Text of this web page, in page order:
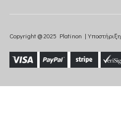
Copyright @ 2025 Platinon | Υποστήριξη